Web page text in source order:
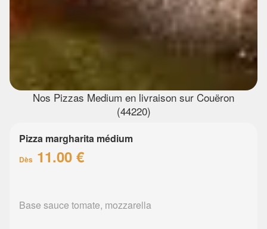
Nos Pizzas Medium en livraison sur Couëron
(44220)
Pizza margharita médium
Dès 11.00 €
Base sauce tomate, mozzarella